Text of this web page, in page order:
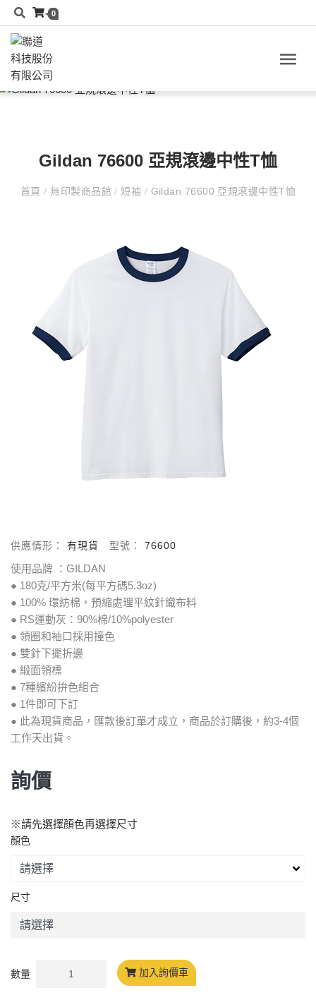
0
Gildan 76600 亞規滾邊中性T恤
首頁/ 無印製商品館/ 短袖 / Gildan 76600 亞規滾邊中性T恤
供應情形： 有現貨 型號： 76600
使用品牌 ：GILDAN
● 180克/平方米(每平方碼5.3oz)
● 100% 環紡棉，預縮處理平紋針織布料
● RS運動灰：90%棉/10%polyester
● 領圈和袖口採用撞色
● 雙針下擺折邊
● 緞面領標
● 7種繽紛拚色組合
● 1件即可下訂
● 此為現貨商品，匯款後訂單才成立，商品於訂購後，約3-4個
工作天出貨。
詢價
※請先選擇顏色再選擇尺寸
顏色
尺寸
數量 加入詢價車